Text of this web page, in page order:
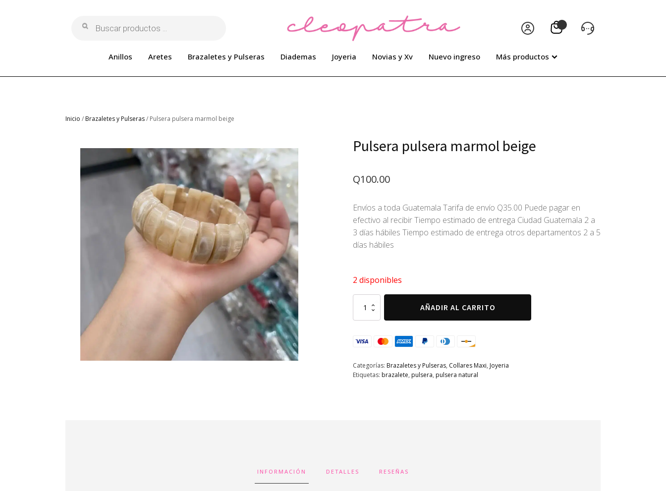
Búsqueda
Anillos Aretes Brazaletes y Pulseras Diademas Joyeria Novias y Xv Nuevo ingreso Más productos
Inicio / Brazaletes y Pulseras/ Pulsera pulsera marmol beige
Pulsera pulsera marmol beige
Q100.00
Envíos a toda Guatemala Tarifa de envío Q35.00 Puede pagar en
efectivo al recibir Tiempo estimado de entrega Ciudad Guatemala 2 a
3 días hábiles Tiempo estimado de entrega otros departamentos 2 a 5
días hábiles
2 disponibles
Pulsera
pulsera
marmol
cantidad
AÑADIR AL CARRITO
Categorías: Brazaletes y Pulseras, Collares Maxi, Joyeria
Etiquetas: brazalete, pulsera, pulsera natural
INFORMACIÓN DETALLES RESEÑAS